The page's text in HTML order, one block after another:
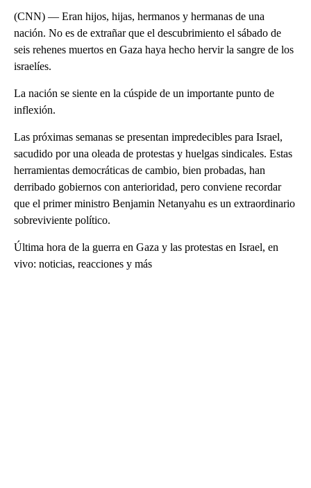
(CNN) — Eran hijos, hijas, hermanos y hermanas de una
nación. No es de extrañar que el descubrimiento el sábado de
seis rehenes muertos en Gaza haya hecho hervir la sangre de los
israelíes.
La nación se siente en la cúspide de un importante punto de
inflexión.
Las próximas semanas se presentan impredecibles para Israel,
sacudido por una oleada de protestas y huelgas sindicales. Estas
herramientas democráticas de cambio, bien probadas, han
derribado gobiernos con anterioridad, pero conviene recordar
que el primer ministro Benjamin Netanyahu es un extraordinario
sobreviviente político.
Última hora de la guerra en Gaza y las protestas en Israel, en
vivo: noticias, reacciones y más